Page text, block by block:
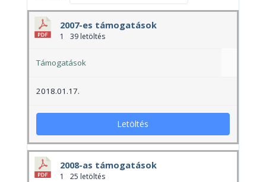
2007-es támogatások
1 39 letöltés
Támogatások
2018.01.17.
Letöltés
2008-as támogatások
1 25 letöltés